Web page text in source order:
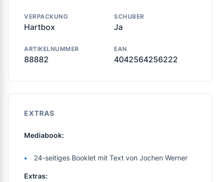
VERPACKUNG
Hartbox
SCHUBER
Ja
ARTIKELNUMMER
88882
EAN
4042564256222
EXTRAS
Mediabook:
24-seitiges Booklet mit Text von Jochen Werner
Extras: